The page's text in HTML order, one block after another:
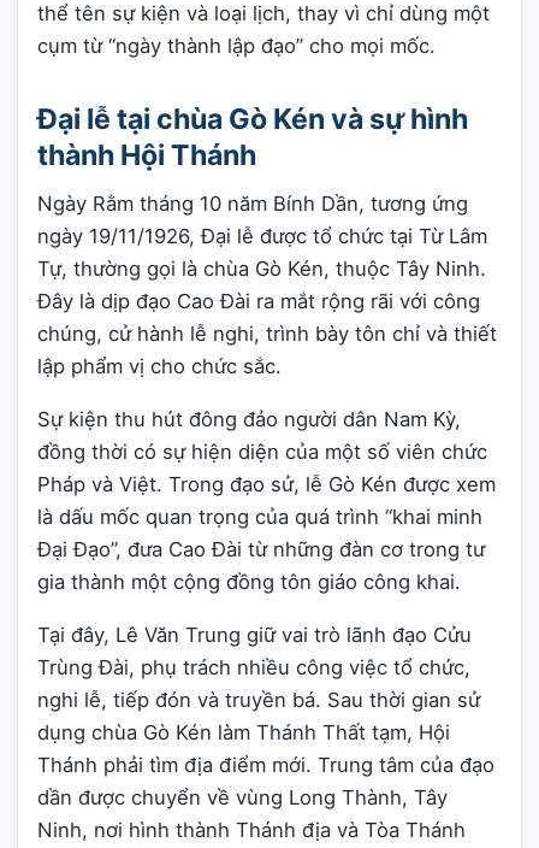
thể tên sự kiện và loại lịch, thay vì chỉ dùng một
cụm từ “ngày thành lập đạo” cho mọi mốc.
Đại lễ tại chùa Gò Kén và sự hình
thành Hội Thánh
Ngày Rằm tháng 10 năm Bính Dần, tương ứng
ngày 19/11/1926, Đại lễ được tổ chức tại Từ Lâm
Tự, thường gọi là chùa Gò Kén, thuộc Tây Ninh.
Đây là dịp đạo Cao Đài ra mắt rộng rãi với công
chúng, cử hành lễ nghi, trình bày tôn chỉ và thiết
lập phẩm vị cho chức sắc.
Sự kiện thu hút đông đảo người dân Nam Kỳ,
đồng thời có sự hiện diện của một số viên chức
Pháp và Việt. Trong đạo sử, lễ Gò Kén được xem
là dấu mốc quan trọng của quá trình “khai minh
Đại Đạo”, đưa Cao Đài từ những đàn cơ trong tư
gia thành một cộng đồng tôn giáo công khai.
Tại đây, Lê Văn Trung giữ vai trò lãnh đạo Cửu
Trùng Đài, phụ trách nhiều công việc tổ chức,
nghi lễ, tiếp đón và truyền bá. Sau thời gian sử
dụng chùa Gò Kén làm Thánh Thất tạm, Hội
Thánh phải tìm địa điểm mới. Trung tâm của đạo
dần được chuyển về vùng Long Thành, Tây
Ninh, nơi hình thành Thánh địa và Tòa Thánh